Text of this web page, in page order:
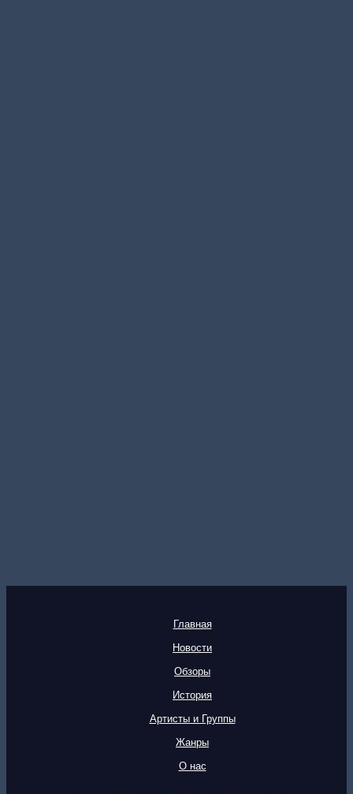
Главная
Новости
Обзоры
История
Артисты и Группы
Жанры
О нас